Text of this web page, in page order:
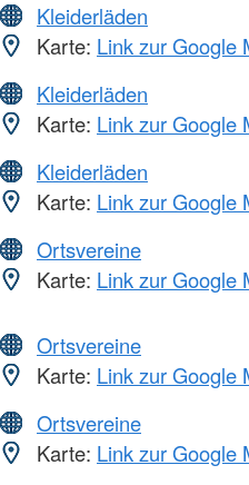
Kleiderläden
Karte: Link zur Google
Kleiderläden
Karte: Link zur Google
Kleiderläden
Karte: Link zur Google
Ortsvereine
Karte: Link zur Google
Ortsvereine
Karte: Link zur Google
Ortsvereine
Karte: Link zur Google